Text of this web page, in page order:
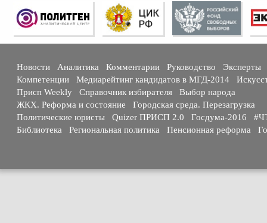
Новости Аналитика Комментарии Руководство
Эксперты
Компетенции
Медиарейтинг кандидатов в МГД-2014
Присп Weekly
Справочник избирателя
Выбор народа
ЖКХ. Реформа и состояние
Городская среда. Перезагрузка
Политические юристы
Quizer ПРИСП 2.0 Госдума-2016
Библиотека
Региональная политика Пенсионная реформа